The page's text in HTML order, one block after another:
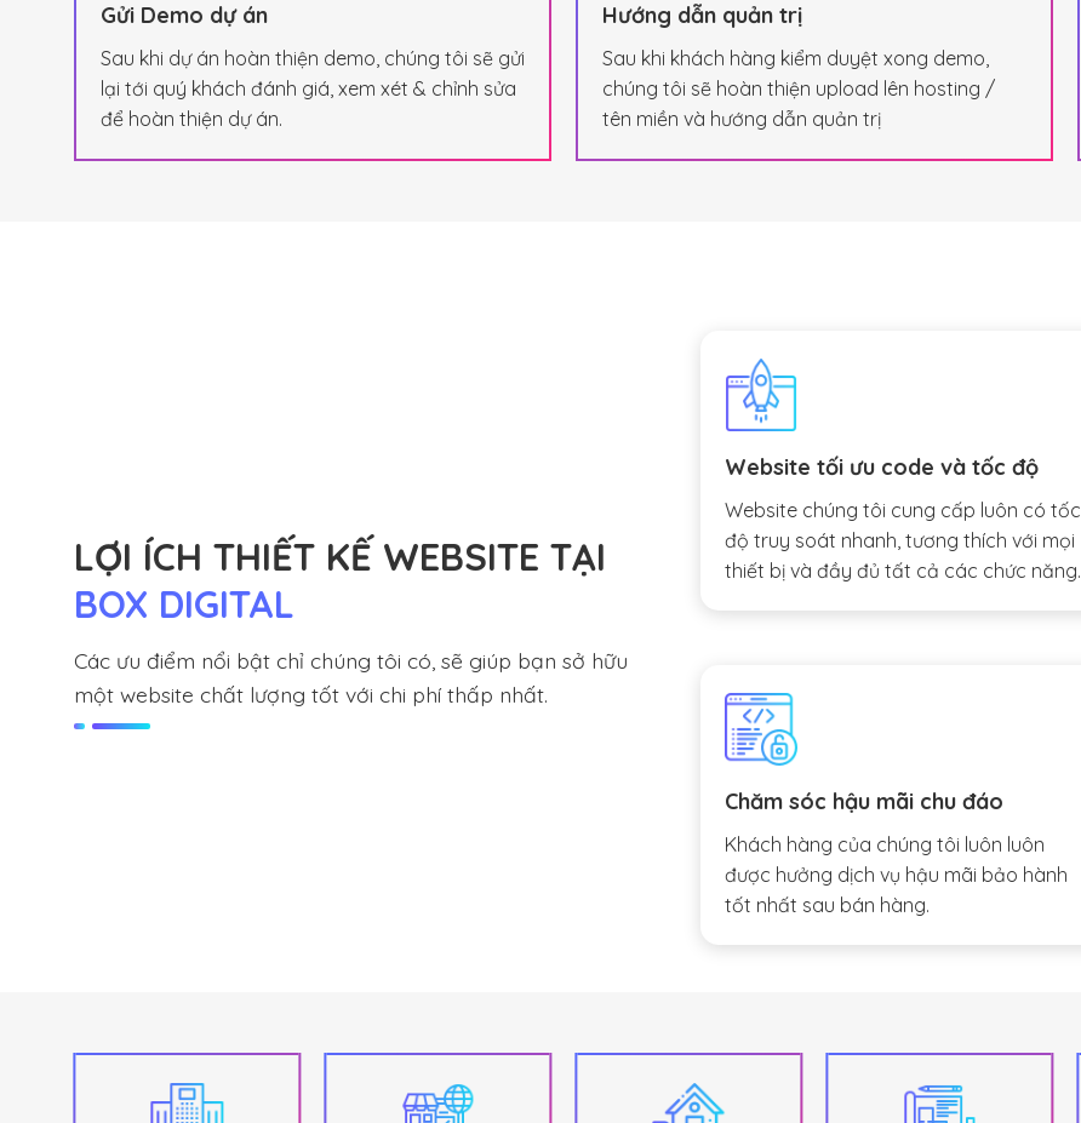
Gửi Demo dự án
Sau khi dự án hoàn thiện demo, chúng tôi sẽ gửi
lại tới quý khách đánh giá, xem xét & chỉnh sửa
để hoàn thiện dự án.
Hướng dẫn quản trị
Sau khi khách hàng kiểm duyệt xong demo,
chúng tôi sẽ hoàn thiện upload lên hosting /
tên miền và hướng dẫn quản trị
LỢI ÍCH THIẾT KẾ WEBSITE TẠI
BOX DIGITAL
Các ưu điểm nổi bật chỉ chúng tôi có, sẽ giúp bạn sở hữu
một website chất lượng tốt với chi phí thấp nhất.
Website tối ưu code và tốc độ
Website chúng tôi cung cấp luôn có tốc
độ truy soát nhanh, tương thích với mọi
thiết bị và đầy đủ tất cả các chức năng.
Chăm sóc hậu mãi chu đáo
Khách hàng của chúng tôi luôn luôn
được hưởng dịch vụ hậu mãi bảo hành
tốt nhất sau bán hàng.